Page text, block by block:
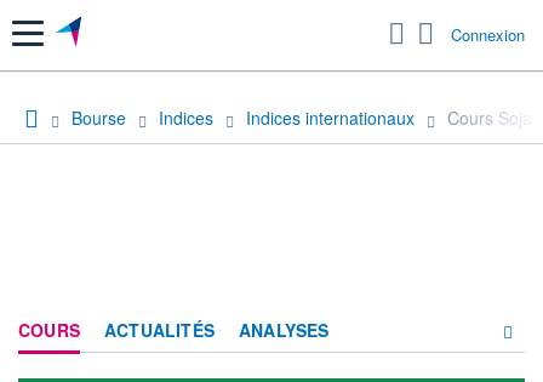
Menu Connexion
Bourse Indices Indices internationaux Cours Soja
COURS ACTUALITÉS ANALYSES